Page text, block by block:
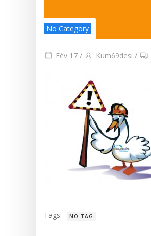
No Category
Fév 17 / Kum69desi /
Tags: NO TAG